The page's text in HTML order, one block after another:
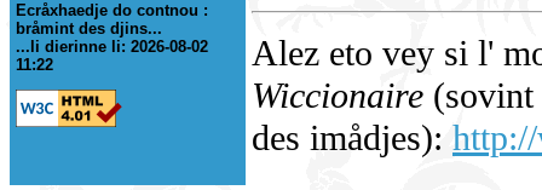
Ecråxhaedje do contnou :
bråmint des djins...
...li dierinne li: 2026-08-02
11:22
Alez eto vey si l'
Wiccionaire (sovint
des imådjes):